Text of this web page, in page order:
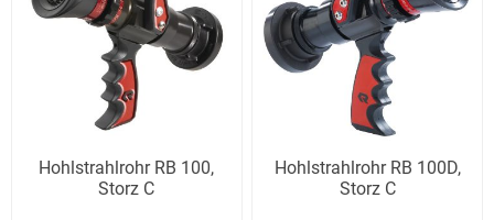
Hohlstrahlrohr RB 100,
Storz C
Hohlstrahlrohr RB 100D,
Storz C